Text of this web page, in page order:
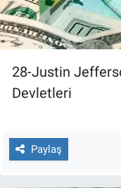
28-Justin
Devletleri
Paylaş